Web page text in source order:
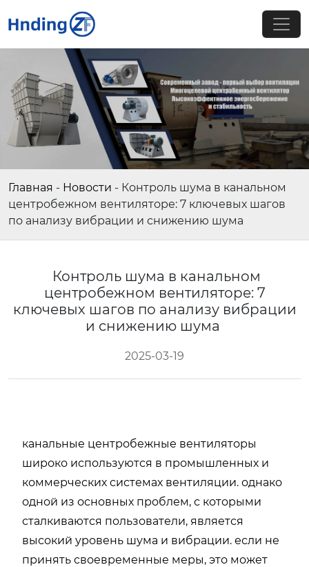
Главная - Новости - Контроль шума в канальном
центробежном вентиляторе: 7 ключевых шагов
по анализу вибрации и снижению шума
Контроль шума в канальном
центробежном вентиляторе: 7
ключевых шагов по анализу вибрации
и снижению шума
2025-03-19
канальные центробежные вентиляторы
широко используются в промышленных и
коммерческих системах вентиляции. однако
одной из основных проблем, с которыми
сталкиваются пользователи, является
высокий уровень шума и вибрации. если не
принять своевременные меры, это может